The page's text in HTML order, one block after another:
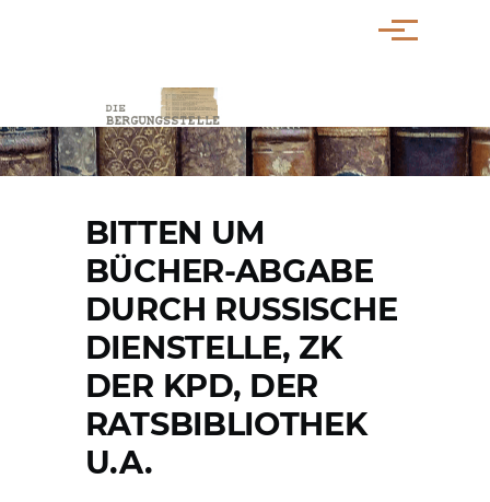
Menü
PFADNAVIGATION
BITTEN UM
BÜCHER-ABGABE
DURCH RUSSISCHE
DIENSTELLE, ZK
DER KPD, DER
RATSBIBLIOTHEK
U.A.